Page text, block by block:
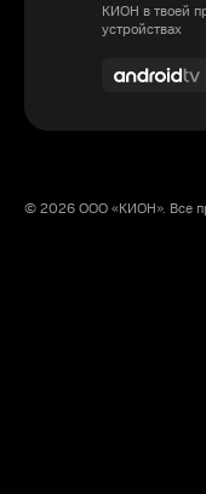
КИОН в твоей
устройствах
© 2026 ООО «КИОН». Все